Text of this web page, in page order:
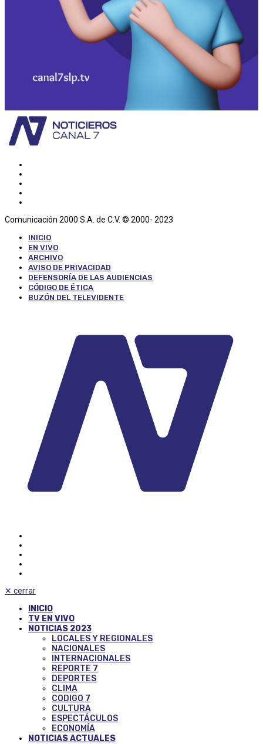
Comunicación 2000 S.A. de C.V. © 2000- 2023
INICIO
EN VIVO
ARCHIVO
AVISO DE PRIVACIDAD
DEFENSORÍA DE LAS AUDIENCIAS
CÓDIGO DE ÉTICA
BUZÓN DEL TELEVIDENTE
✕ cerrar
INICIO
TV EN VIVO
NOTICIAS 2023
LOCALES Y REGIONALES
NACIONALES
INTERNACIONALES
REPORTE 7
DEPORTES
CLIMA
CODIGO 7
CULTURA
ESPECTÁCULOS
ECONOMÍA
NOTICIAS ACTUALES